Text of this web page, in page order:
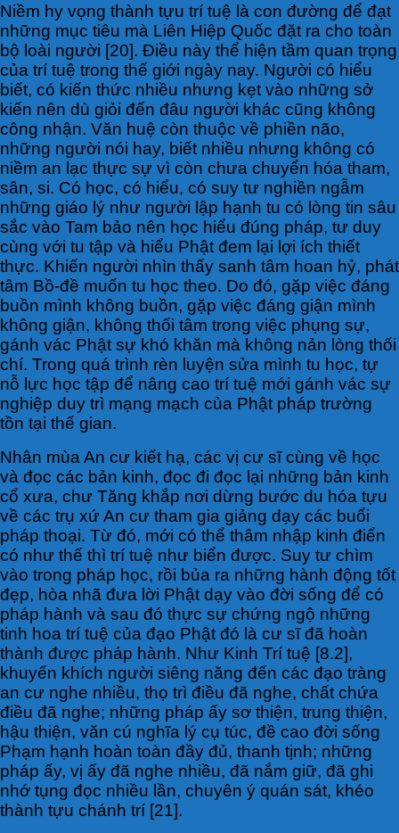
Niềm hy vọng thành tựu trí tuệ là con đường để đạt
những mục tiêu mà Liên Hiệp Quốc đặt ra cho toàn
bộ loài người [20]. Điều này thể hiện tầm quan trọng
của trí tuệ trong thế giới ngày nay. Người có hiểu
biết, có kiến thức nhiều nhưng kẹt vào những sở
kiến nên dù giỏi đến đâu người khác cũng không
công nhận. Văn huệ còn thuộc về phiền não,
những người nói hay, biết nhiều nhưng không có
niềm an lạc thực sự vì còn chưa chuyển hóa tham,
sân, si. Có học, có hiểu, có suy tư nghiền ngẫm
những giáo lý như người lập hạnh tu có lòng tin sâu
sắc vào Tam bảo nên học hiểu đúng pháp, tư duy
cùng với tu tập và hiểu Phật đem lại lợi ích thiết
thực. Khiến người nhìn thấy sanh tâm hoan hỷ, phát
tâm Bồ-đề muốn tu học theo. Do đó, gặp việc đáng
buồn mình không buồn, gặp việc đáng giận mình
không giận, không thối tâm trong việc phụng sự,
gánh vác Phật sự khó khăn mà không nản lòng thối
chí. Trong quá trình rèn luyện sửa mình tu học, tự
nỗ lực học tập để nâng cao trí tuệ mới gánh vác sự
nghiệp duy trì mạng mạch của Phật pháp trường
tồn tại thế gian.
Nhân mùa An cư kiết hạ, các vị cư sĩ cùng về học
và đọc các bản kinh, đọc đi đọc lại những bản kinh
cổ xưa, chư Tăng khắp nơi dừng bước du hóa tựu
về các trụ xứ An cư tham gia giảng dạy các buổi
pháp thoại. Từ đó, mới có thể thâm nhập kinh điển
có như thế thì trí tuệ như biển được. Suy tư chìm
vào trong pháp học, rồi bủa ra những hành động tốt
đẹp, hòa nhã đưa lời Phật dạy vào đời sống để có
pháp hành và sau đó thực sự chứng ngộ những
tinh hoa trí tuệ của đạo Phật đó là cư sĩ đã hoàn
thành được pháp hành. Như Kinh Trí tuệ [8.2],
khuyến khích người siêng năng đến các đạo tràng
an cư nghe nhiều, thọ trì điều đã nghe, chất chứa
điều đã nghe; những pháp ấy sơ thiện, trung thiện,
hậu thiện, văn cú nghĩa lý cụ túc, đề cao đời sống
Phạm hạnh hoàn toàn đầy đủ, thanh tịnh; những
pháp ấy, vị ấy đã nghe nhiều, đã nắm giữ, đã ghi
nhớ tụng đọc nhiều lần, chuyên ý quán sát, khéo
thành tựu chánh trí [21].